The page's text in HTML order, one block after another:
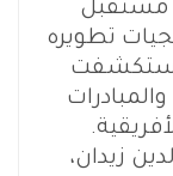
مستقبل
تطويره
استكشفت
زيدان،